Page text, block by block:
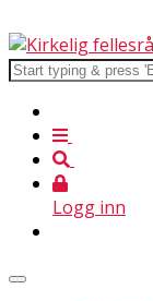
Logg inn